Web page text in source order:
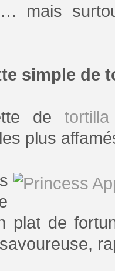
mais
simple de
de tortilla
plus
plat de